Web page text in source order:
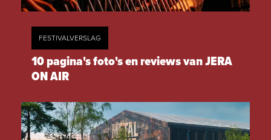
FESTIVALVERSLAG
10 pagina's foto's en reviews van JERA
ON AIR